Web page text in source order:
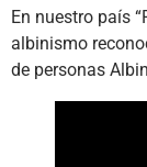
En nuestro país
albinismo
de personas